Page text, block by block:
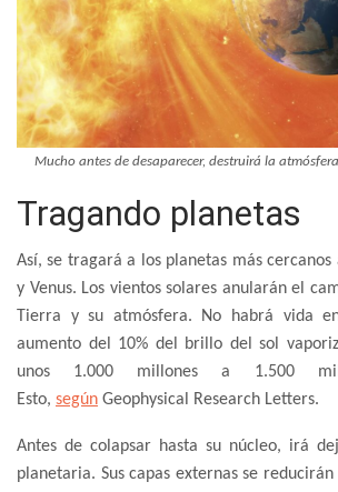
Mucho antes de desaparecer, destruirá la
Tragando planetas
Así, se tragará a los planetas más
y Venus. Los vientos solares anularán el
Tierra y su atmósfera. No habrá vida
aumento del 10% del brillo del sol
unos 1.000 millones a 1.500
Esto, según Geophysical Research Letters.
Antes de colapsar hasta su núcleo, irá
planetaria. Sus capas externas se